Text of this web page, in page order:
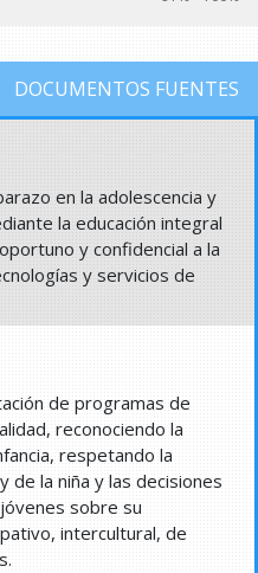
DOCUMENTOS FUENTES
en la adolescencia y
la educación integral
y confidencial a la
y servicios de
de programas de
reconociendo la
respetando la
de la niña y las decisiones
sobre su
intercultural, de